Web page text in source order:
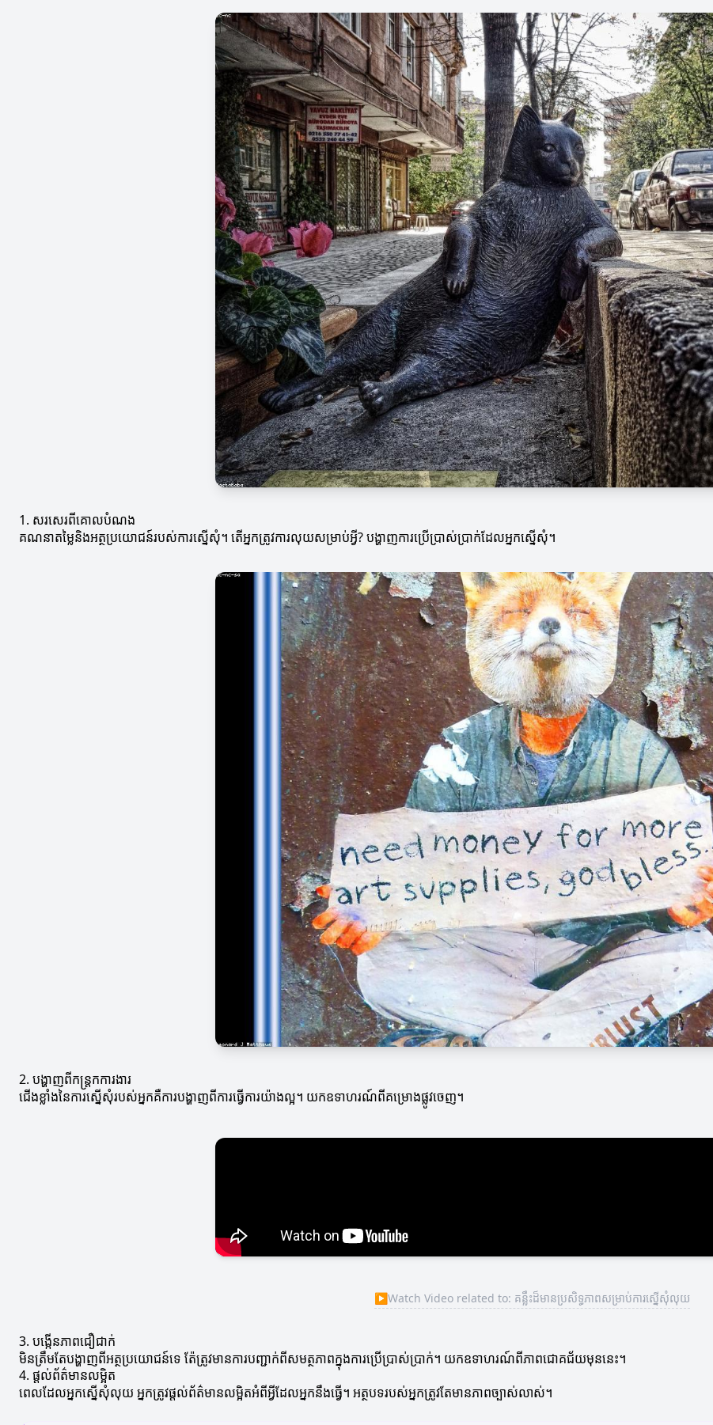
1. សរសេរពីគោលបំណង
គណនាតម្លៃនិងអត្ថប្រយោជន៍របស់ការស្នើសុំ។ តើអ្នកត្រូវការលុយសម្រាប់អ្វី? បង្ហាញការប្រើប្រាស់ប្រាក់ដែលអ្នកស្នើសុំ។
2. បង្ហាញពីកន្ត្រកការងារ
ជើងខ្លាំងនៃការស្នើសុំរបស់អ្នកគឺការបង្ហាញពីការធ្វើការយ៉ាងល្អ។ យកឧទាហរណ៍ពីគម្រោងផ្លូវចេញ។
▶Watch Video related to: គន្លឹះដ៏មានប្រសិទ្ធភាពសម្រាប់ការស្នើសុំលុយ
3. បង្កើនភាពជឿជាក់
មិនត្រឹមតែបង្ហាញពីអត្ថប្រយោជន៍ទេ ត៉ែត្រូវមានការបញ្ជាក់ពីសមត្ថភាពក្នុងការប្រើប្រាស់ប្រាក់។ យកឧទាហរណ៍ពីភាពជោគជ័យមុននេះ។
4. ផ្តល់ព័ត៌មានលម្អិត
ពេលដែលអ្នកស្នើសុំលុយ អ្នកត្រូវផ្តល់ព័ត៌មានលម្អិតអំពីអ្វីដែលអ្នកនឹងធ្វើ។ អត្ថបទរបស់អ្នកត្រូវតែមានភាពច្បាស់លាស់។